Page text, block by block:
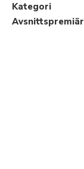
Kategori
Avsnittspremiär